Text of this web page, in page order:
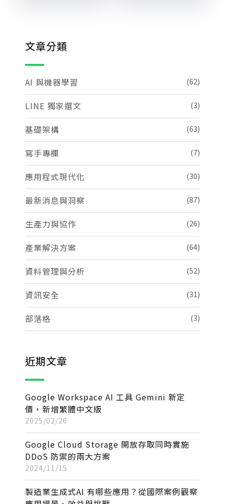
文章分類
AI 與機器學習 (62)
LINE 獨家選文 (3)
基礎架構 (63)
寫手專欄 (7)
應用程式現代化 (30)
最新消息與洞察 (87)
生產力與協作 (26)
產業解決方案 (64)
資料管理與分析 (52)
資訊安全 (31)
部落格 (3)
近期文章
Google Workspace AI 工具 Gemini 新定
價，新增繁體中文版
2025/02/26
Google Cloud Storage 開放存取同時實施
DDoS 防禦的兩大方案
2024/11/15
製造業生成式AI 有哪些應用？從國際案例觀察